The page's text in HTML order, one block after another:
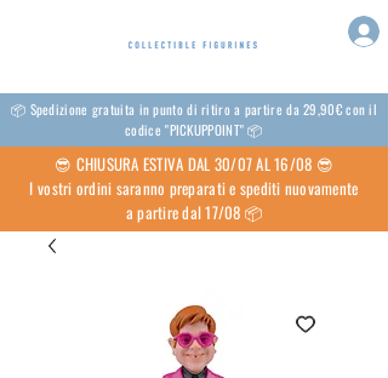
📦 Spedizione gratuita in punto di ritiro a partire da 29,90€ con il
codice "PICKUPPOINT" 📦
😎 CHIUSURA ESTIVA DAL 30/07 AL 16/08 😎
I vostri ordini saranno preparati e spediti nuovamente
a partire dal 17/08 📦